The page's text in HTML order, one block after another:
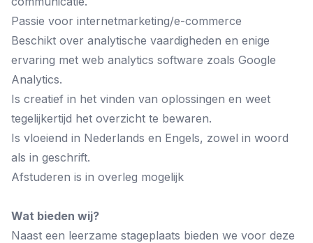
Passie voor internetmarketing/e-commerce
Beschikt over analytische vaardigheden en enige
ervaring met web analytics software zoals Google
Analytics.
Is creatief in het vinden van oplossingen en weet
tegelijkertijd het overzicht te bewaren.
Is vloeiend in Nederlands en Engels, zowel in woord
als in geschrift.
Afstuderen is in overleg mogelijk
Wat bieden wij?
Naast een leerzame stageplaats bieden we voor deze